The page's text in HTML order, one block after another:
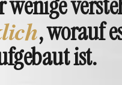
, worauf
ist.